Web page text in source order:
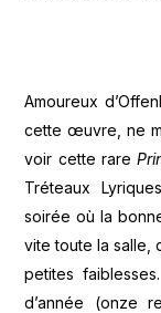
Amoureux
cette œuvre, ne
voir cette rare
Tréteaux
soirée où la
vite toute la salle,
petites
d’année (onze